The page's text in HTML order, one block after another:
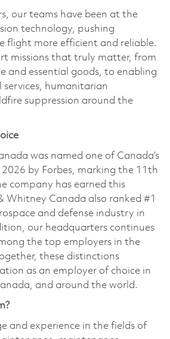
our teams have been at the
technology, pushing
flight more efficient and reliable.
missions that truly matter, from
and essential goods, to enabling
services, humanitarian
suppression around the
was named one of Canada’s
2026 by Forbes, marking the 11th
company has earned this
Whitney Canada also ranked #1
and defense industry in
our headquarters continues
the top employers in the
these distinctions
as an employer of choice in
and around the world.
and experience in the fields of